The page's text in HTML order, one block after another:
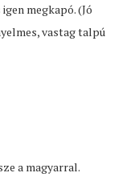
megkapó. (Jó
vastag talpú
a magyarral.